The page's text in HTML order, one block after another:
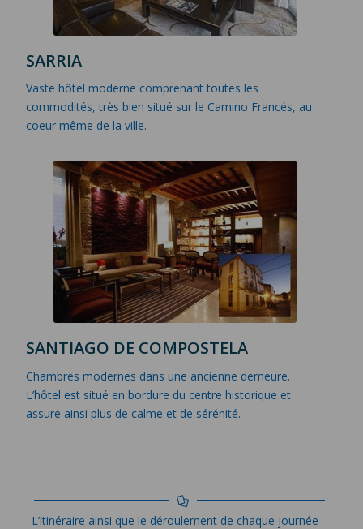
SARRIA
Vaste hôtel moderne comprenant toutes les
commodités, très bien situé sur le Camino Francés, au
coeur même de la ville.
SANTIAGO DE COMPOSTELA
Chambres modernes dans une ancienne demeure.
L’hôtel est situé en bordure du centre historique et
assure ainsi plus de calme et de sérénité.
L’itinéraire ainsi que le déroulement de chaque journée